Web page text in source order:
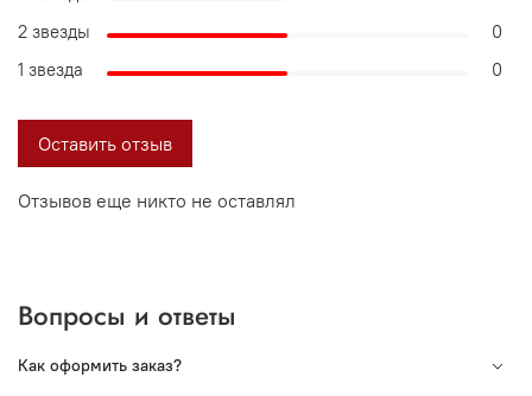
Отзывов еще никто не оставлял
2 звезды
0
1 звезда
0
Оставить отзыв
Вопросы и ответы
Как оформить заказ?